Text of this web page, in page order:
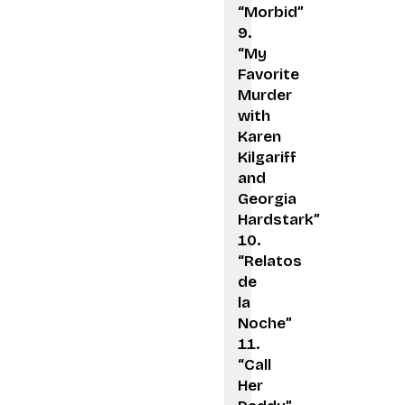
“Morbid”
“My
Favorite
Murder
with
Karen
Kilgariff
and
Georgia
Hardstark”
“Relatos
de
la
Noche”
“Call
Her